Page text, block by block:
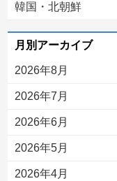
韓国・北朝鮮
月別アーカイブ
2026年8月
2026年7月
2026年6月
2026年5月
2026年4月